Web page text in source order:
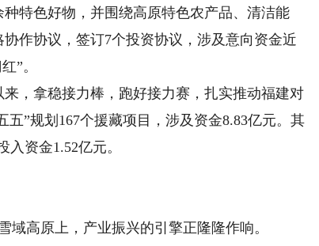
特色好物，并围绕高原特色农产品、清洁能
作协议，签订7个投资协议，涉及意向资金近
”。
拿稳接力棒，跑好接力赛，扎实推动福建对
五”规划167个援藏项目，涉及资金8.83亿元。其
资金1.52亿元。
高原上，产业振兴的引擎正隆隆作响。